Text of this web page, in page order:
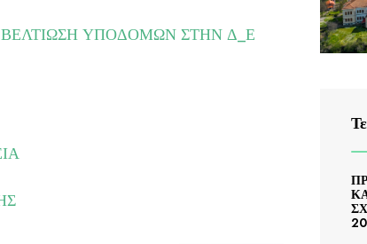
ΥΠΟΔΟΜΩΝ ΣΤΗΝ Δ_Ε